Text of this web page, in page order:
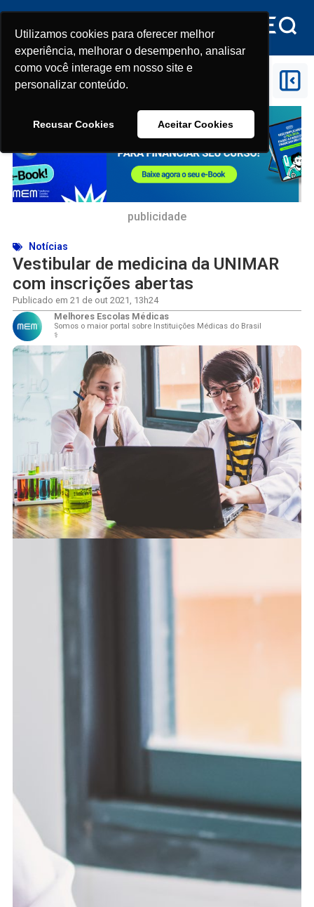
Utilizamos cookies para oferecer melhor
experiência, melhorar o desempenho, analisar
como você interage em nosso site e
personalizar conteúdo.
Recusar Cookies Aceitar Cookies
Utilizamos cookies para oferecer melhor
experiência, melhorar o desempenho, analisar
como você interage em nosso site e
personalizar conteúdo.
Recusar Cookies Aceitar Cookies
Vestibular de medicina da UNIMAR com
publicidade
Notícias
Vestibular de medicina da UNIMAR
com inscrições abertas
Publicado em 21 de out 2021 , 13h24
Melhores Escolas Médicas
Somos o maior portal sobre Instituições Médicas do Brasil
⚕️